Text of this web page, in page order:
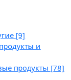
[9]
и
продукты [78]